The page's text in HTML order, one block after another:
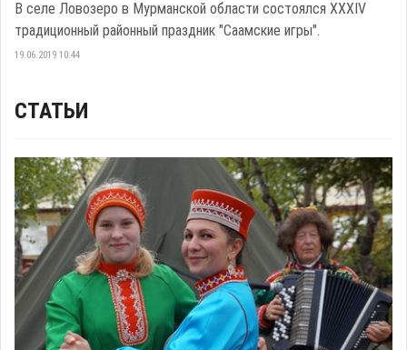
В селе Ловозеро в Мурманской области состоялся XXXIV
традиционный районный праздник "Саамские игры".
19.06.2019 10:44
СТАТЬИ